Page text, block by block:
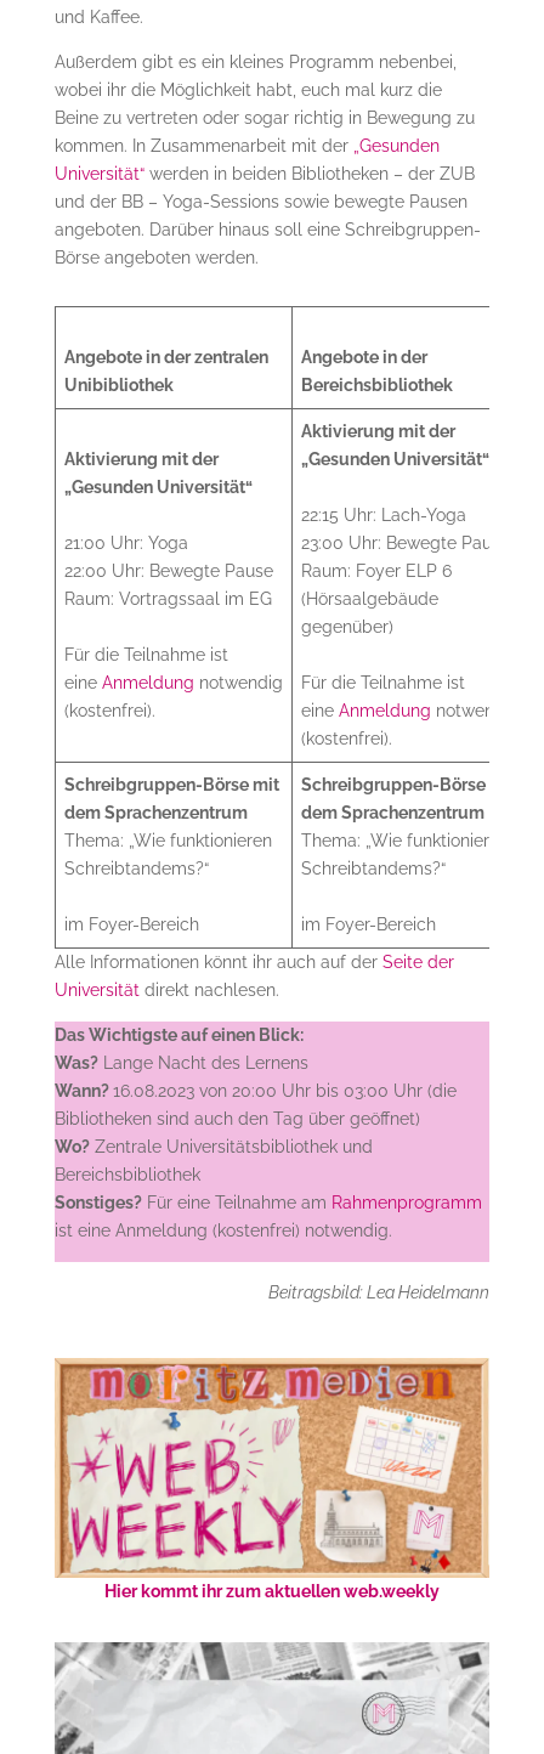
und Kaffee.
Außerdem gibt es ein kleines Programm nebenbei,
wobei ihr die Möglichkeit habt, euch mal kurz die
Beine zu vertreten oder sogar richtig in Bewegung zu
kommen. In Zusammenarbeit mit der „Gesunden
Universität“werden in beiden Bibliotheken – der ZUB
und der BB – Yoga-Sessions sowie bewegte Pausen
angeboten. Darüber hinaus soll eine Schreibgruppen-
Börse angeboten werden.
Angebote in der zentralen
Unibibliothek
Angebote in der
Bereichsbibliothek
Aktivierung mit der
„Gesunden Universität“
21:00 Uhr: Yoga
22:00 Uhr: Bewegte Pause
Raum: Vortragssaal im EG
Für die Teilnahme ist
eine Anmeldung notwendig
(kostenfrei).
Aktivierung mit der
„Gesunden Universität“
22:15 Uhr: Lach-Yoga
23:00 Uhr: Bewegte Pause
Raum: Foyer ELP 6
(Hörsaalgebäude
gegenüber)
Für die Teilnahme ist
eine Anmeldung notwendig
(kostenfrei).
Schreibgruppen-Börse mit
dem Sprachenzentrum
Thema: „Wie funktionieren
Schreibtandems?“
im Foyer-Bereich
Schreibgruppen-Börse mit
dem Sprachenzentrum
Thema: „Wie funktionieren
Schreibtandems?“
im Foyer-Bereich
Alle Informationen könnt ihr auch auf der Seite der
Universität direkt nachlesen.
Das Wichtigste auf einen Blick:
Was?Lange Nacht des Lernens
Wann?16.08.2023 von 20:00 Uhr bis 03:00 Uhr (die
Bibliotheken sind auch den Tag über geöffnet)
Wo?Zentrale Universitätsbibliothek und
Bereichsbibliothek
Sonstiges?Für eine Teilnahme am Rahmenprogramm
ist eine Anmeldung (kostenfrei) notwendig.
Beitragsbild: Lea Heidelmann
Hier kommt ihr zum aktuellen web.weekly